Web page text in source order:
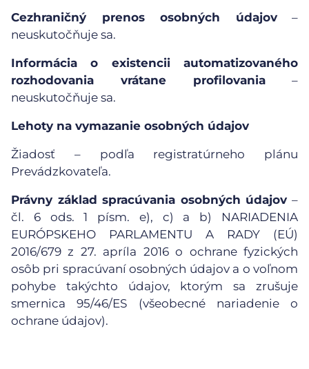
Cezhraničný prenos osobných údajov–
neuskutočňuje sa.
Informácia o existencii automatizovaného
rozhodovania vrátane profilovania –
neuskutočňuje sa.
Lehoty na vymazanie osobných údajov
Žiadosť – podľa registratúrneho plánu
Prevádzkovateľa.
Právny základ spracúvania osobných údajov –
čl. 6 ods. 1 písm. e), c) a b) NARIADENIA
EURÓPSKEHO PARLAMENTU A RADY (EÚ)
2016/679 z 27. apríla 2016 o ochrane fyzických
osôb pri spracúvaní osobných údajov a o voľnom
pohybe takýchto údajov, ktorým sa zrušuje
smernica 95/46/ES (všeobecné nariadenie o
ochrane údajov).